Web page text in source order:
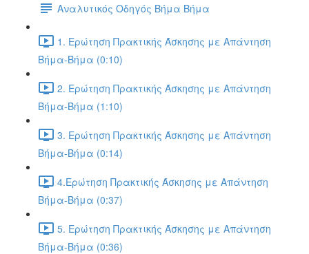
Αναλυτικός Οδηγός Βήμα Βήμα
1. Ερώτηση Πρακτικής Άσκησης με Απάντηση
Βήμα-Βήμα (0:10)
2. Ερώτηση Πρακτικής Άσκησης με Απάντηση
Βήμα-Βήμα (1:10)
3. Ερώτηση Πρακτικής Άσκησης με Απάντηση
Βήμα-Βήμα (0:14)
4.Ερώτηση Πρακτικής Άσκησης με Απάντηση
Βήμα-Βήμα (0:37)
5. Ερώτηση Πρακτικής Άσκησης με Απάντηση
Βήμα-Βήμα (0:36)